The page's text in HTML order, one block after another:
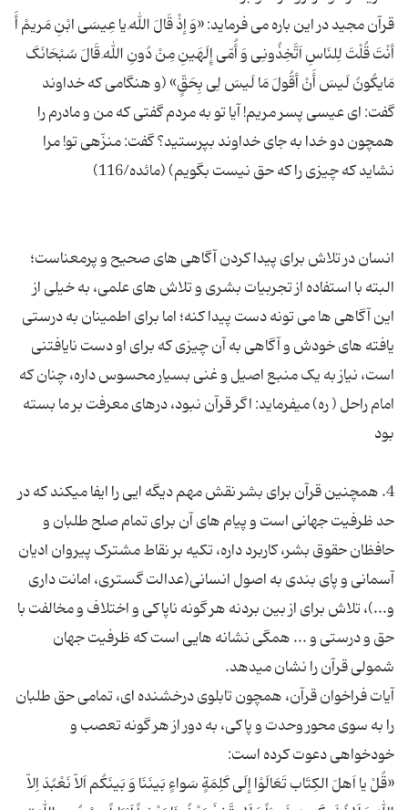
قرآن مجید در این باره می فرماید: «وَ إذْ قَالَ اللهُ یا عِیسَی ابْنِ مَریمْ أَ
أنْتَ قُلْتَ لِلنَاسِ اَتَّخِذُونِی وَ أُمّی إِلَهَینِ مِنْ دُونِ اللهِ قَالَ سُبْحَانَکَ
مَایکُونُ لَیسَ أَنْ أقُولَ مَا لَیسَ لِی بِحَقٍّ» (و هنگامی که خداوند
گفت: ای عیسی پسر مریم! آیا تو به مردم گفتی که من و مادرم را
همچون دو خدا به جای خداوند بپرستید؟ گفت: منزّهی تو! مرا
انسان در تلاش برای پیدا کردن آگاهی های صحیح و پرمعناست؛
البته با استفاده از تجربیات بشری و تلاش های علمی، به خیلی از
این آگاهی ها می تونه دست پیدا کنه؛ اما برای اطمینان به درستی
یافته های خودش و آگاهی به آن چیزی که برای او دست نایافتنی
است، نیاز به یک منبع اصیل و غنی بسیار محسوس داره، چنان که
امام راحل ( ره) میفرماید: اگر قرآن نبود، درهای معرفت بر ما بسته
4. همچنین قرآن برای بشر نقش مهم دیگه ایی را ایفا میکند که در
حد ظرفیت جهانی است و پیام های آن برای تمام صلح طلبان و
حافظان حقوق بشر، کاربرد داره، تکیه بر نقاط مشترک پیروان ادیان
آسمانی و پای بندی به اصول انسانی(عدالت گستری، امانت داری
و...)، تلاش برای از بین بردنه هر گونه ناپاکی و اختلاف و مخالفت با
حق و درستی و ... همگی نشانه هایی است که ظرفیت جهان
آیات فراخوان قرآن، همچون تابلوی درخشنده ای، تمامی حق طلبان
را به سوی محور وحدت و پاکی، به دور از هر گونه تعصب و
«قُلْ یا اَهلَ الکِتَاب تَعَالَوْا إلَی کَلِمَةٍ سَواءٍ بَینَنَا وَ بَینَکُم اَلاّ نَعْبُدَ اِلاّ